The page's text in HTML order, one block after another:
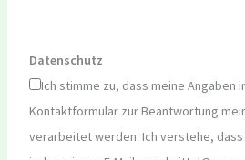
Datenschutz
Ich stimme zu, dass meine Angaben
Kontaktformular zur Beantwortung
verarbeitet werden. Ich verstehe, dass